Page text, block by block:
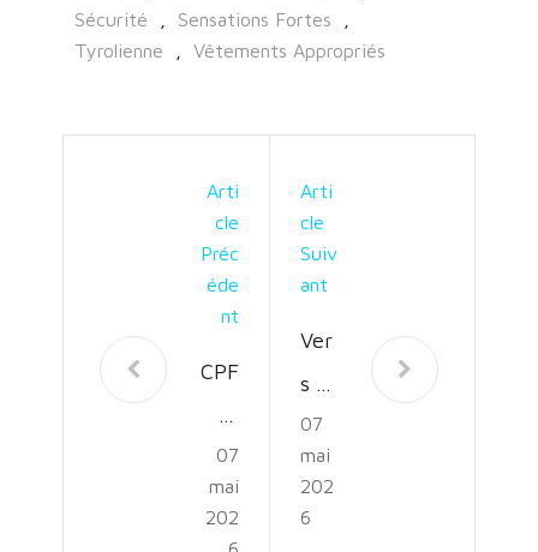
Sécurité
Sensations Fortes
Tyrolienne
Vêtements Appropriés
Arti
Cle
Préc
Éde
Nt
CPF
et
Dév
elo
ppe
07
mai
202
Arti
Cle
Suiv
Ant
Ver
s un
Ave
nir
Dur
07
mai
202
6